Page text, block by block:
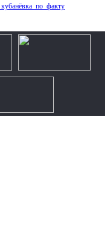
кубанёвка_по_факту